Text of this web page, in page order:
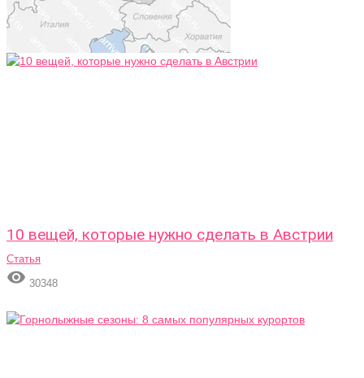
10 вещей, которые нужно сделать в Австрии
Статья
 30348